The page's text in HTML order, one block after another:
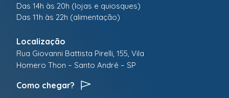
Das 14h às 20h (lojas e quiosques)
Das 11h às 22h (alimentação)
Localização
Rua Giovanni Battista Pirelli, 155, Vila
Homero Thon – Santo André – SP
Como chegar?